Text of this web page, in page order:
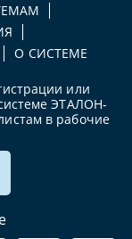
О СИСТЕМЕ
или
ЭТАЛОН-
в рабочие